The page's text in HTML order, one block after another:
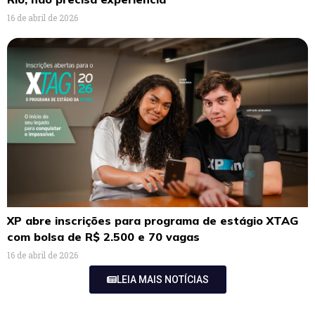
16 de abril de 2026
XP abre inscrições para programa de estágio XTAG
com bolsa de R$ 2.500 e 70 vagas
16 de abril de 2026
LEIA MAIS NOTÍCIAS